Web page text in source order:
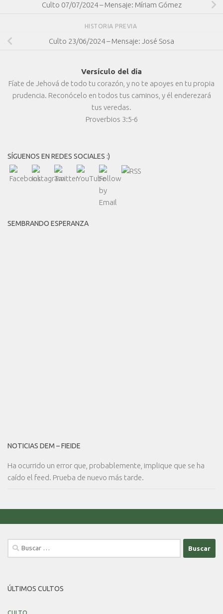
Culto 07/07/2024 – Mensaje: Míriam Gómez
HISTORIA PREVIA
Culto 23/06/2024 – Mensaje: José Sosa
Versículo del día
Fíate de Jehová de todo tu corazón, y no te apoyes en tu propia
prudencia. Reconócelo en todos tus caminos, y él enderezará
tus veredas.
Proverbios 3:5-6
SÍGUENOS EN REDES SOCIALES :)
SEMBRANDO ESPERANZA
NOTICIAS DEM – FIEIDE
Ha ocurrido un error que, probablemente, implique que se ha
caído el feed. Prueba de nuevo más tarde.
Buscar:
ÚLTIMOS CULTOS